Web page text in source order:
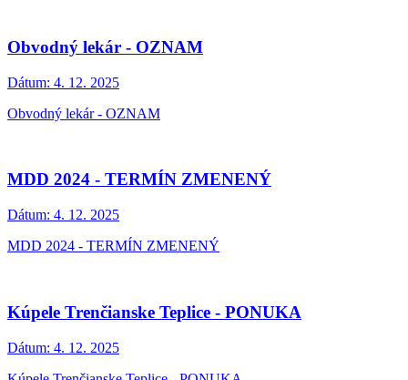
Obvodný lekár - OZNAM
Dátum: 4. 12. 2025
Obvodný lekár - OZNAM
MDD 2024 - TERMÍN ZMENENÝ
Dátum: 4. 12. 2025
MDD 2024 - TERMÍN ZMENENÝ
Kúpele Trenčianske Teplice - PONUKA
Dátum: 4. 12. 2025